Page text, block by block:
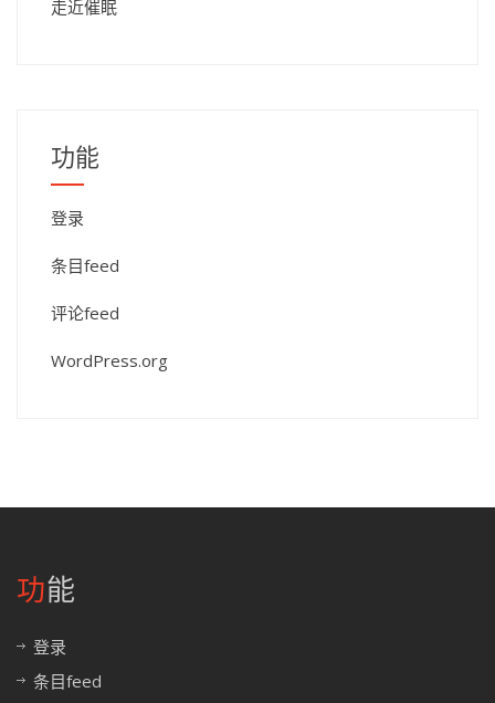
走近催眠
功能
登录
条目feed
评论feed
WordPress.org
功能
登录
条目feed